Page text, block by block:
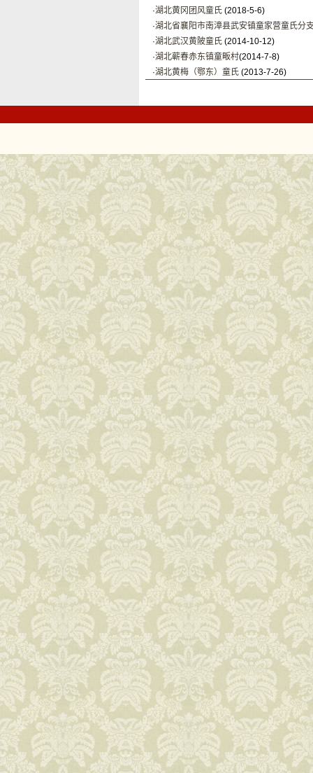
·湖北黄冈团风童氏(2018-5-6)
·湖北省襄阳市南漳县武安镇童家营童氏分
·湖北武汉黄陂童氏 (2014-10-12)
·
(2014-7-8)
·湖北黄梅（鄂东）童氏(2013-7-26)